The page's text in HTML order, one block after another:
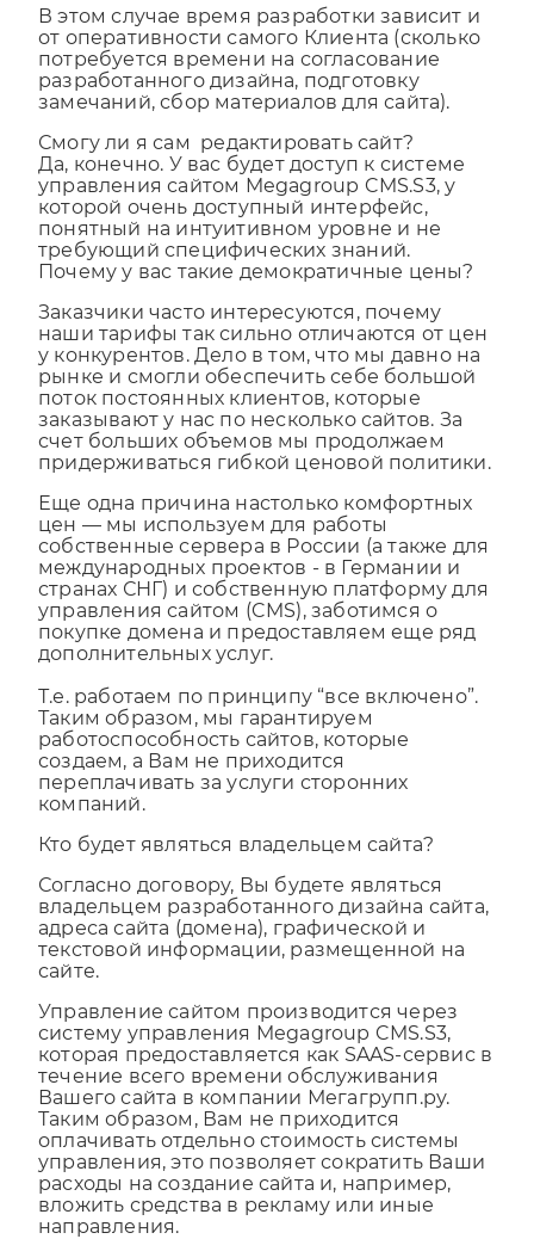
В этом случае время разработки зависит и
от оперативности самого Клиента (сколько
потребуется времени на согласование
разработанного дизайна, подготовку
Смогу ли я сам редактировать сайт?
Да, конечно. У вас будет доступ к системе
управления сайтом Megagroup CMS.S3, у
которой очень доступный интерфейс,
понятный на интуитивном уровне и не
требующий специфических знаний.
Заказчики часто интересуются, почему
наши тарифы так сильно отличаются от цен
у конкурентов. Дело в том, что мы давно на
рынке и смогли обеспечить себе большой
поток постоянных клиентов, которые
заказывают у нас по несколько сайтов. За
счет больших объемов мы продолжаем
Еще одна причина настолько комфортных
цен — мы используем для работы
собственные сервера в России (а также для
международных проектов - в Германии и
странах СНГ) и собственную платформу для
управления сайтом (CMS), заботимся о
покупке домена и предоставляем еще ряд
Т.е. работаем по принципу “все включено”.
Таким образом, мы гарантируем
работоспособность сайтов, которые
создаем, а Вам не приходится
переплачивать за услуги сторонних
Согласно договору, Вы будете являться
владельцем разработанного дизайна сайта,
адреса сайта (домена), графической и
текстовой информации, размещенной на
Управление сайтом производится через
систему управления Megagroup CMS.S3,
которая предоставляется как SAAS-сервис в
течение всего времени обслуживания
Вашего сайта в компании Мегагрупп.ру.
Таким образом, Вам не приходится
оплачивать отдельно стоимость системы
управления, это позволяет сократить Ваши
расходы на создание сайта и, например,
вложить средства в рекламу или иные